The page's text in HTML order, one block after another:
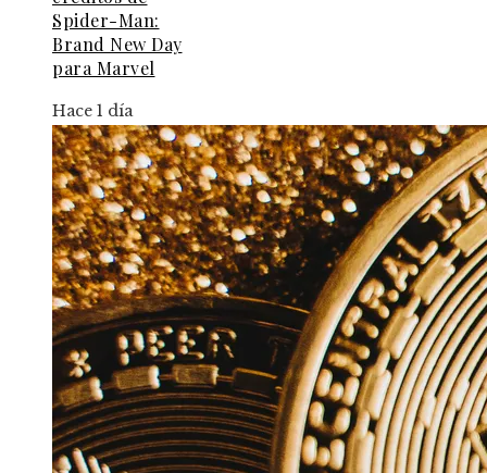
Spider-Man:
Brand New Day
para Marvel
Hace 1 día